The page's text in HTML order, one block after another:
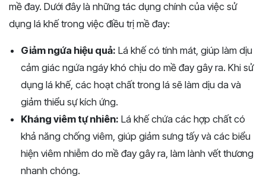
mề đay. Dưới đây là những tác dụng chính của việc sử
dụng lá khế trong việc điều trị mề đay:
Giảm ngứa hiệu quả: Lá khế có tính mát, giúp làm dịu
cảm giác ngứa ngáy khó chịu do mề đay gây ra. Khi sử
dụng lá khế, các hoạt chất trong lá sẽ làm dịu da và
giảm thiểu sự kích ứng.
Kháng viêm tự nhiên: Lá khế chứa các hợp chất có
khả năng chống viêm, giúp giảm sưng tấy và các biểu
hiện viêm nhiễm do mề đay gây ra, làm lành vết thương
nhanh chóng.